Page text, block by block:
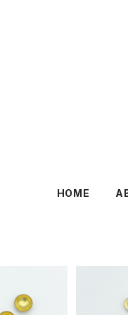
HOME